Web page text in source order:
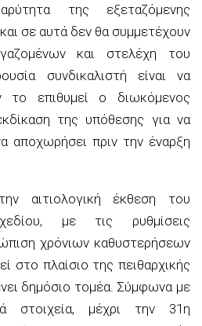
της εξεταζόμενης
σε αυτά δεν θα συμμετέχουν
και στελέχη του
συνδικαλιστή είναι να
το επιθυμεί ο διωκόμενος
της υπόθεσης για να
αποχωρήσει πριν την έναρξη
αιτιολογική έκθεση του
με τις ρυθμίσεις
χρόνιων καθυστερήσεων
στο πλαίσιο της πειθαρχικής
δημόσιο τομέα. Σύμφωνα με
στοιχεία, μέχρι την 31η